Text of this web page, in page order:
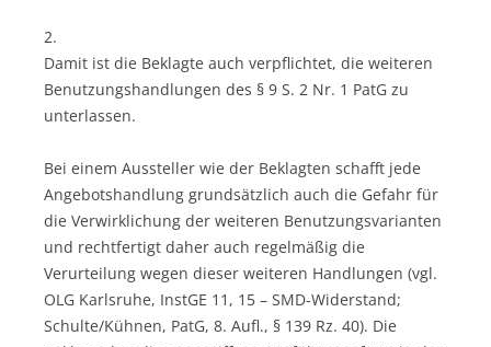
2.
Damit ist die Beklagte auch verpflichtet, die weiteren
Benutzungshandlungen des § 9 S. 2 Nr. 1 PatG zu
unterlassen.
Bei einem Aussteller wie der Beklagten schafft jede
Angebotshandlung grundsätzlich auch die Gefahr für
die Verwirklichung der weiteren Benutzungsvarianten
und rechtfertigt daher auch regelmäßig die
Verurteilung wegen dieser weiteren Handlungen (vgl.
OLG Karlsruhe, InstGE 11, 15 – SMD-Widerstand;
Schulte/Kühnen, PatG, 8. Aufl., § 139 Rz. 40). Die